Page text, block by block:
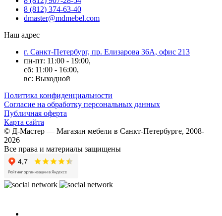
8 (812) 374-63-40
dmaster@mdmebel.com
Наш адрес
г. Санкт-Петербург, пр. Елизарова 36А, офис 213
пн-пт: 11:00 - 19:00,
сб: 11:00 - 16:00,
вс: Выходной
Политика конфиденциальности
Согласие на обработку персональных данных
Публичная оферта
Карта сайта
© Д-Мастер — Магазин мебели в Санкт-Петербурге, 2008-
2026
Все права и материалы защищены